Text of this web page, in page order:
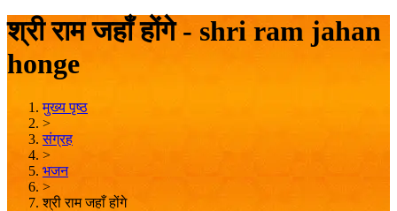
श्री राम जहाँ होंगे - shri ram jahan
honge
मुख्य पृष्ठ
>
संग्रह
>
भजन
>
श्री राम जहाँ होंगे